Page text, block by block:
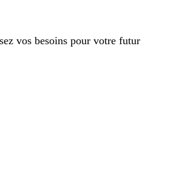
vos besoins pour votre futur